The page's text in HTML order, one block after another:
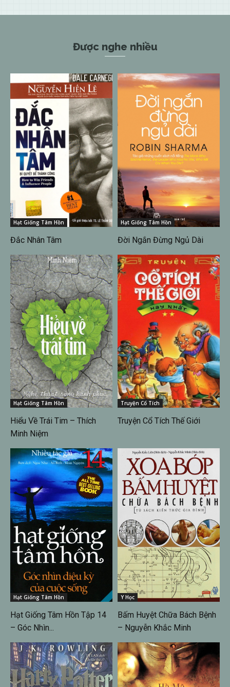
Được nghe nhiều
Hạt Giống Tâm Hồn
Đắc Nhân Tâm
Hạt Giống Tâm Hồn
Đời Ngắn Đừng Ngủ Dài
Hạt Giống Tâm Hồn
Hiểu Về Trái Tim – Thích
Minh Niệm
Truyện Cổ Tích
Truyện Cổ Tích Thế Giới
Hạt Giống Tâm Hồn
Hạt Giống Tâm Hồn Tập 14
– Góc Nhìn...
Y Học
Bấm Huyệt Chữa Bách Bệnh
– Nguyễn Khắc Minh